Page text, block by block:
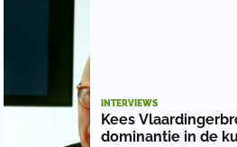
INTERVIEWS
Kees
dominantie in de